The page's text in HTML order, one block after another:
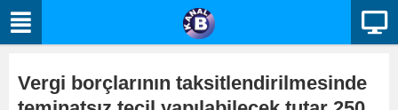
Vergi borçlarının taksitlendirilmesinde